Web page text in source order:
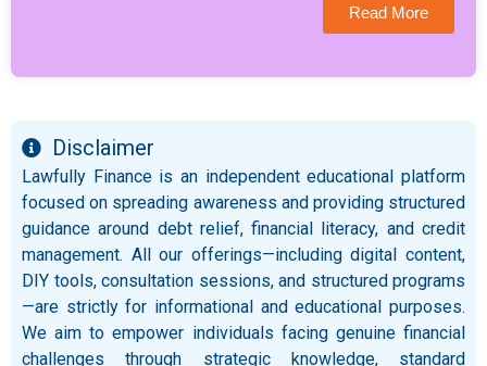
Read More
Disclaimer
Lawfully Finance is an independent educational platform
focused on spreading awareness and providing structured
guidance around debt relief, financial literacy, and credit
management. All our offerings—including digital content,
DIY tools, consultation sessions, and structured programs
—are strictly for informational and educational purposes.
We aim to empower individuals facing genuine financial
challenges through strategic knowledge, standard